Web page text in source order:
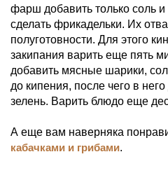
фарш добавить только соль
сделать фрикадельки. Их
полуготовности. Для этого
закипания варить еще пять
добавить мясные шарики,
до кипения, после чего в
зелень. Варить блюдо еще
А еще вам наверняка
кабачками и грибами.